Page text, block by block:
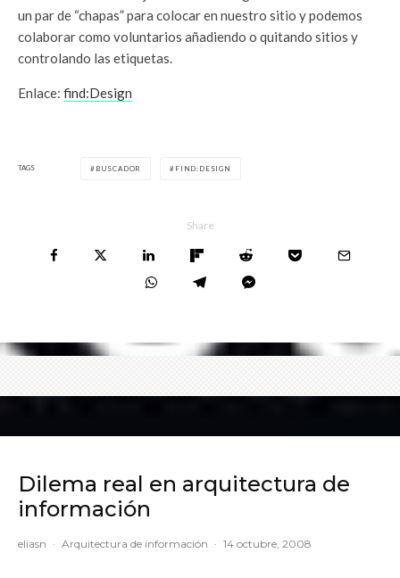
un par de “chapas” para colocar en nuestro sitio y podemos
colaborar como voluntarios añadiendo o quitando sitios y
controlando las etiquetas.
Enlace: find:Design
TAGS BUSCADOR FIND:DESIGN
Share
Dilema real en arquitectura de
información
eliasn · Arquitectura de información · 14 octubre, 2008